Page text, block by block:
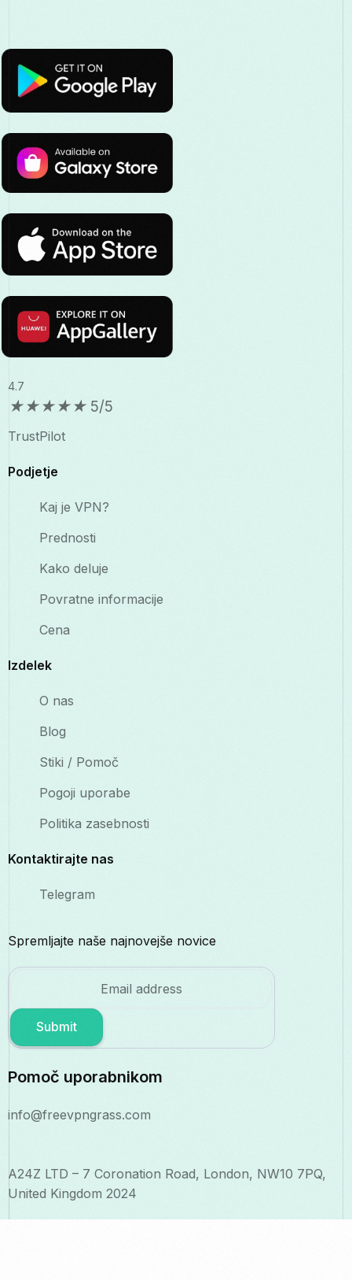
4.7
★★★★★ 5/5
TrustPilot
Podjetje
Kaj je VPN?
Prednosti
Kako deluje
Povratne informacije
Cena
Izdelek
O nas
Blog
Stiki / Pomoč
Pogoji uporabe
Politika zasebnosti
Kontaktirajte nas
Telegram
Spremljajte naše najnovejše novice
Submit
Pomoč uporabnikom
info@freevpngrass.com
A24Z LTD – 7 Coronation Road, London, NW10 7PQ,
United Kingdom 2024